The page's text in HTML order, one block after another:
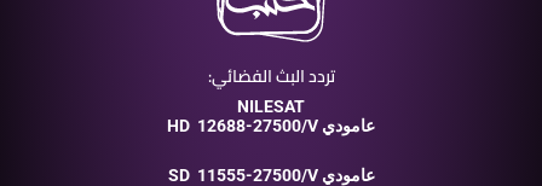
تردد البث الفضائي:
NILESAT
HD
12688-27500/V عامودي
SD 11555-27500/V عامودي